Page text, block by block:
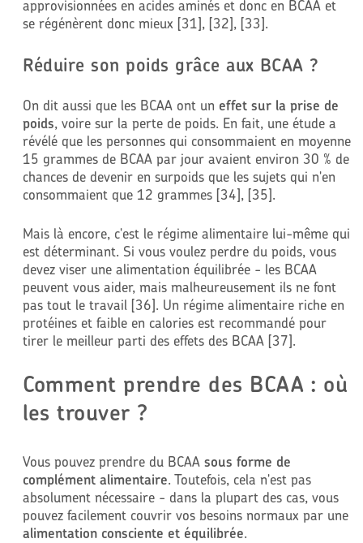
approvisionnées en acides aminés et donc en BCAA et
se régénèrent donc mieux [31], [32], [33].
Réduire son poids grâce aux BCAA ?
On dit aussi que les BCAA ont un effet sur la prise de
poids, voire sur la perte de poids. En fait, une étude a
révélé que les personnes qui consommaient en moyenne
15 grammes de BCAA par jour avaient environ 30 % de
chances de devenir en surpoids que les sujets qui n'en
consommaient que 12 grammes [34], [35].
Mais là encore, c'est le régime alimentaire lui-même qui
est déterminant. Si vous voulez perdre du poids, vous
devez viser une alimentation équilibrée - les BCAA
peuvent vous aider, mais malheureusement ils ne font
pas tout le travail [36]. Un régime alimentaire riche en
protéines et faible en calories est recommandé pour
tirer le meilleur parti des effets des BCAA [37].
Comment prendre des BCAA : où
les trouver ?
Vous pouvez prendre du BCAA sous forme de
complément alimentaire. Toutefois, cela n'est pas
absolument nécessaire - dans la plupart des cas, vous
pouvez facilement couvrir vos besoins normaux par une
alimentation consciente et équilibrée.